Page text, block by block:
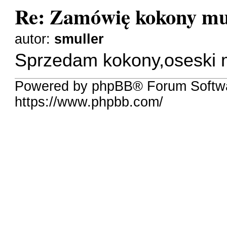
Re: Zamówię kokony
autor: smuller
Sprzedam kokony,oseski
Powered by phpBB® Forum
https://www.phpbb.com/